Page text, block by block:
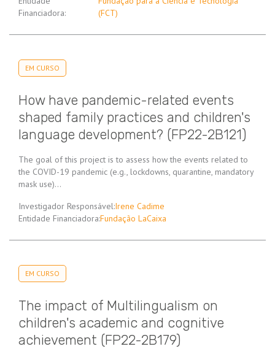
Financiadora:
(FCT)
EM CURSO
How have pandemic-related events
shaped family practices and children's
language development? (FP22-2B121)
The goal of this project is to assess how the events related to
the COVID-19 pandemic (e.g., lockdowns, quarantine, mandatory
mask use)…
Investigador Responsável:Irene Cadime
Entidade Financiadora:Fundação LaCaixa
EM CURSO
The impact of Multilingualism on
children's academic and cognitive
achievement (FP22-2B179)